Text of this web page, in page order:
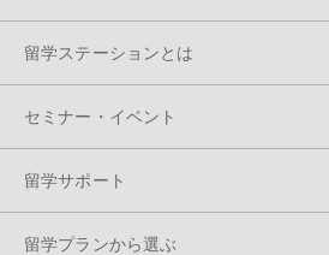
留学ステーションとは
セミナー・イベント
留学サポート
留学プランから選ぶ